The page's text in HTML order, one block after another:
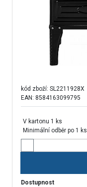
kód zboží: SL2211928X
EAN: 8584163099795
V kartonu 1 ks
Minimální odběr po 1 ks
Dostupnost